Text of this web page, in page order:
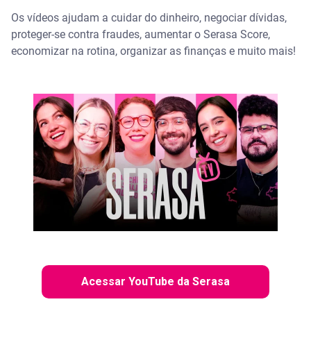
Os vídeos ajudam a cuidar do dinheiro, negociar dívidas,
proteger-se contra fraudes, aumentar o Serasa Score,
economizar na rotina, organizar as finanças e muito mais!
Acessar YouTube da Serasa